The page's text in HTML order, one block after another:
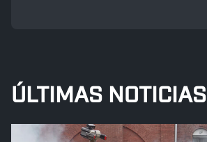
ÚLTIMAS NOTICIAS